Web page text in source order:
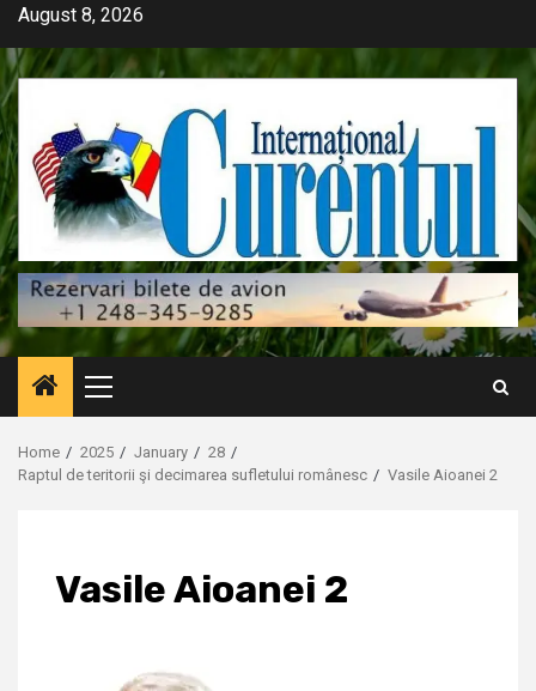
Skip
content
August 8, 2026
Primary
Menu
Home 2025 January
28
Raptul de teritorii şi decimarea sufletului românesc
Vasile Aioanei 2
Vasile Aioanei 2